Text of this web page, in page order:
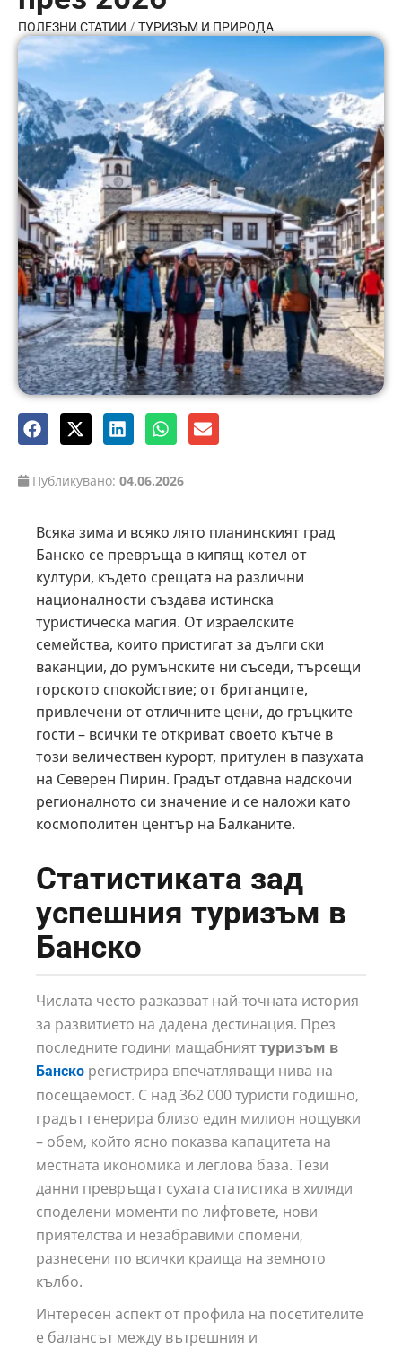
ПОЛЕЗНИ СТАТИИ / ТУРИЗЪМ И ПРИРОДА
Публикувано: 04.06.2026
Всяка зима и всяко лято планинският град
Банско се превръща в кипящ котел от
култури, където срещата на различни
националности създава истинска
туристическа магия. От израелските
семейства, които пристигат за дълги ски
ваканции, до румънските ни съседи, търсещи
горското спокойствие; от британците,
привлечени от отличните цени, до гръцките
гости – всички те откриват своето кътче в
този величествен курорт, притулен в пазухата
на Северен Пирин. Градът отдавна надскочи
регионалното си значение и се наложи като
космополитен център на Балканите.
Статистиката зад
успешния туризъм в
Банско
Числата често разказват най-точната история
за развитието на дадена дестинация. През
последните години мащабнияттуризъм в
Банско регистрира впечатляващи нива на
посещаемост. С над 362 000 туристи годишно,
градът генерира близо един милион нощувки
– обем, който ясно показва капацитета на
местната икономика и леглова база. Тези
данни превръщат сухата статистика в хиляди
споделени моменти по лифтовете, нови
приятелства и незабравими спомени,
разнесени по всички краища на земното
кълбо.
Интересен аспект от профила на посетителите
е балансът между вътрешния и